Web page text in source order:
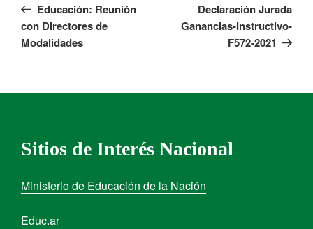
Educación: Reunión
con Directores de
Modalidades
Declaración Jurada
Ganancias-Instructivo-
F572-2021
Sitios de Interés Nacional
Ministerio de Educación de la Nación
Educ.ar